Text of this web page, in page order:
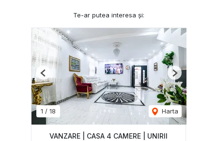
Te-ar putea interesa și:
1 / 18 Harta
Previous Next
VANZARE | CASA 4 CAMERE | UNIRII